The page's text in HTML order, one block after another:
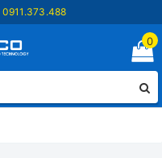
0911.373.488
0